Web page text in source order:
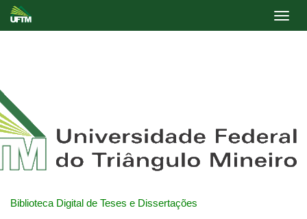
Biblioteca Digital de Teses e Dissertações